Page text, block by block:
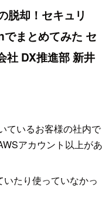
脱却！セキュリ
まとめてみた セ
社 DX推進部 新井
ているお客様の社内で
アカウント以上があ
たり使っていなかっ